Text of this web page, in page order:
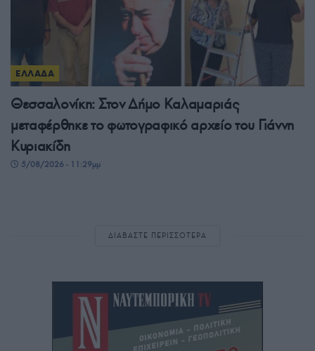
ΕΛΛΑΔΑ
Θεσσαλονίκη: Στον Δήμο Καλαμαριάς
μεταφέρθηκε το φωτογραφικό αρχείο του Γιάννη
Κυριακίδη
5/08/2026 - 11:29μμ
ΔΙΑΒΑΣΤΕ ΠΕΡΙΣΣΟΤΕΡΑ